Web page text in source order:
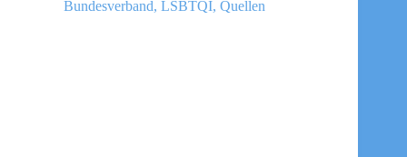
Queer
Bundesverband, LSBTQI, Quellen